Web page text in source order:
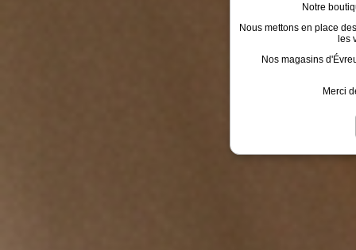
Notre
Nous mettons en place
les
Nos magasins
Merci